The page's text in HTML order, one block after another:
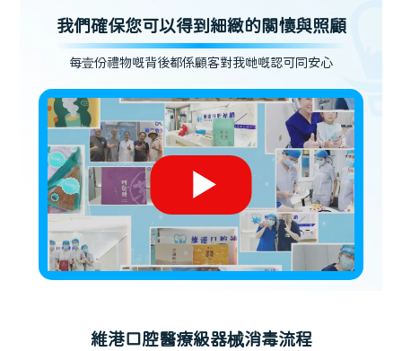
我們確保您可以得到細緻的關懷與照顧
每壹份禮物嘅背後都係顧客對我哋嘅認可同安心
維港口腔醫療級器械消毒流程